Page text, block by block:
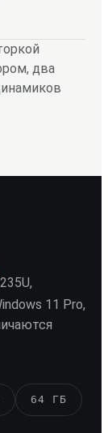
два
11 Pro,
64 ГБ